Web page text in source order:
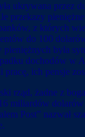
ukrywana przez
przekazy
z których
do 100
była
dochodów
ich pensje
rząd, żadne z
miliardów
Post”